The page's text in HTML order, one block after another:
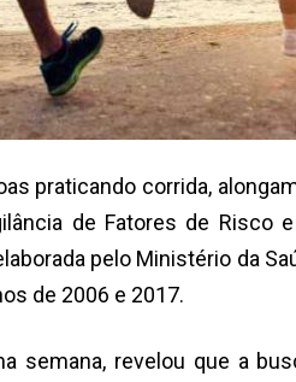
praticando corrida,
de Fatores de Risco
pelo Ministério da
de 2006 e 2017.
semana, revelou que a